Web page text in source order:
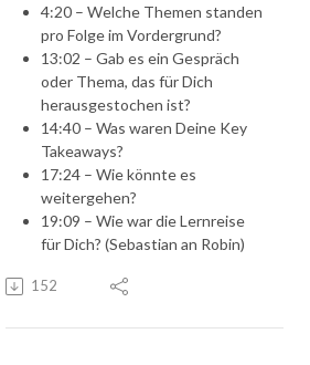
4:20 – Welche Themen standen
pro Folge im Vordergrund?
13:02 – Gab es ein Gespräch
oder Thema, das für Dich
herausgestochen ist?
14:40 – Was waren Deine Key
Takeaways?
17:24 – Wie könnte es
weitergehen?
19:09 – Wie war die Lernreise
für Dich? (Sebastian an Robin)
152